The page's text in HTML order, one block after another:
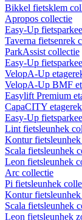
Bikkel fietsklem
Apropos collectie
Easy-Up
Taverna fietsenrek
ParkAssist collectie
Easy-Up
VelopA-Up
VelopA-Up BMF
Easylift Premium
CapaCITY
Easy-Up
Lint fietsleunhek
Kontur
Scala fietsleunhek
Leon fietsleunhek
Arc collectie
Pi fietsleunhek
Kontur
Scala fietsleunhek
Leon fietsleunhek